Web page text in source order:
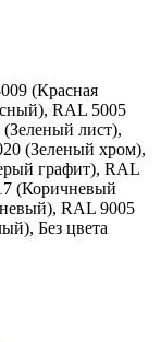
(Красная
RAL 5005
лист),
(Зеленый хром),
графит), RAL
(Коричневый
RAL 9005
Без цвета